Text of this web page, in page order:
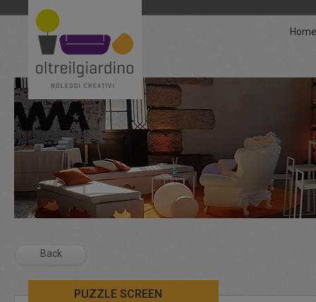
Home
Back
PUZZLE SCREEN